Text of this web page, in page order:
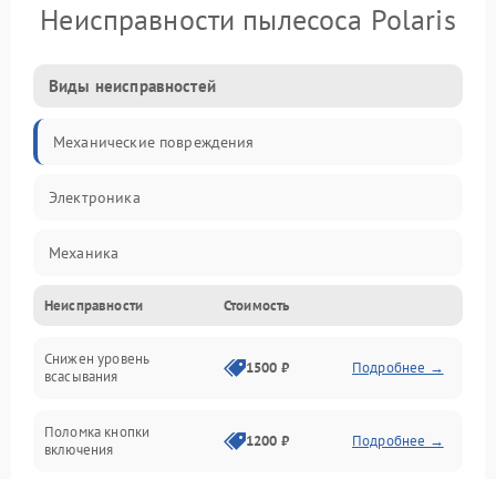
Неисправности пылесоса Polaris
Виды неисправностей
Механические повреждения
Электроника
Механика
Электропитание
Всасывание
Неисправности Стоимость
Снижен уровень
всасывания
1500 ₽ Подробнее →
Поломка кнопки
включения
1200 ₽ Подробнее →